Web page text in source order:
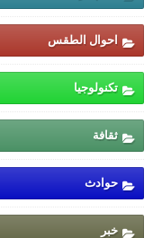
احوال الطقس
تكنولوجيا
ثقافة
حوادث
خبر